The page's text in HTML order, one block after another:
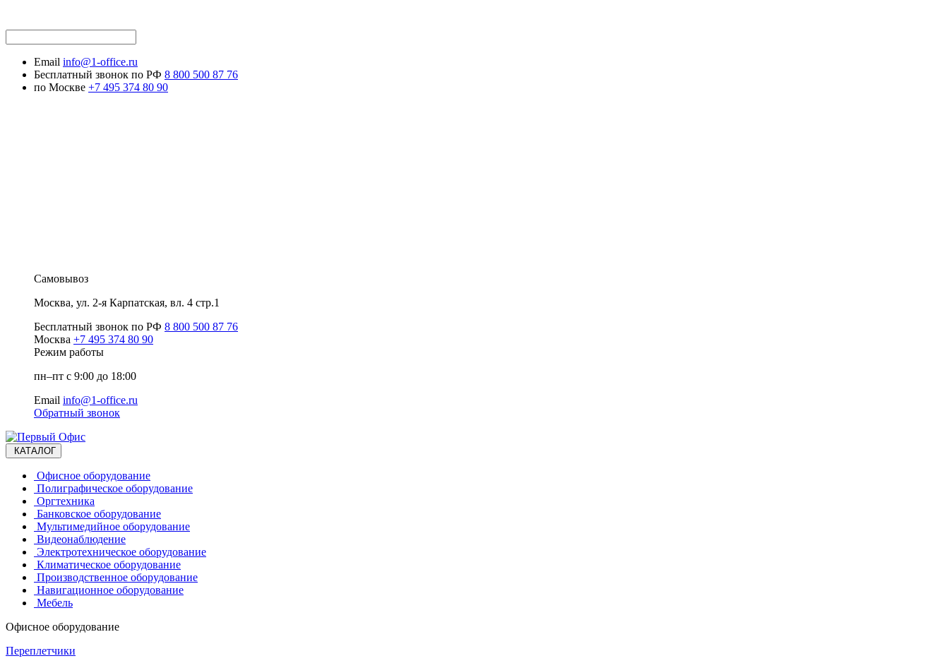
Email info@1-office.ru
Бесплатный звонок по РФ 8 800 500 87 76
по Москве +7 495 374 80 90
Самовывоз
Москва, ул. 2-я Карпатская, вл. 4 стр.1
Бесплатный звонок по РФ 8 800 500 87 76
Москва +7 495 374 80 90
Режим работы
пн–пт с 9:00 до 18:00
Email info@1-office.ru
Обратный звонок
КАТАЛОГ
Офисное оборудование
Полиграфическое оборудование
Оргтехника
Банковское оборудование
Мультимедийное оборудование
Видеонаблюдение
Электротехническое оборудование
Климатическое оборудование
Производственное оборудование
Навигационное оборудование
Мебель
Офисное оборудование
Переплетчики